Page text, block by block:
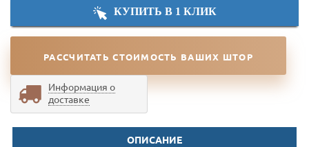
КУПИТЬ В 1 КЛИК
РАССЧИТАТЬ СТОИМОСТЬ ВАШИХ ШТОР
Информация о
доставке
ОПИСАНИЕ